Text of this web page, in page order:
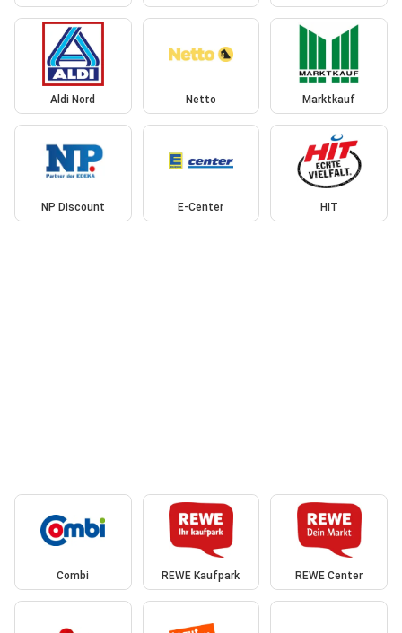
Aldi Nord Netto Marktkauf
NP Discount E-Center HIT
Combi REWE Kaufpark REWE Center